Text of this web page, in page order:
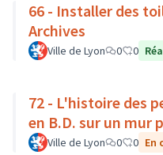
66 - Installer des
Archives
Ville de Lyon 0 0
72 - L'histoire des
en B.D. sur un mur
Ville de Lyon 0 0 En